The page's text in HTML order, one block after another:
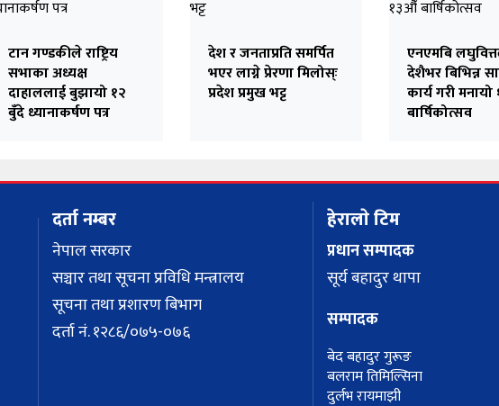
टान गण्डकीले राष्ट्रिय
सभाका अध्यक्ष
दाहाललाई बुझायो १२
बुँदे ध्यानाकर्षण पत्र
देश र जनताप्रति समर्पित
भएर लाग्ने प्रेरणा मिलोस्ः
प्रदेश प्रमुख भट्ट
एनएमबि
देशैभर बिभिन्न
कार्य गरी
बार्षिकोत्सव
दर्ता नम्बर
नेपाल सरकार
सञ्चार तथा सूचना प्रविधि मन्त्रालय
सूचना तथा प्रशारण बिभाग
दर्ता नं. १२८६/०७५-०७६
हेरालाे टिम
प्रधान सम्पादक
सूर्य बहादुर थापा
सम्पादक
बेद बहादुर गुरूङ
बलराम तिमिल्सिना
दुर्लभ रायमाझी